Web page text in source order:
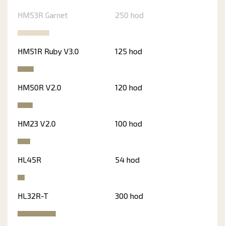
HM53R Garnet 250 hod
HM51R Ruby V3.0 125 hod
HM50R V2.0 120 hod
HM23 V2.0 100 hod
HL45R 54 hod
HL32R-T 300 hod